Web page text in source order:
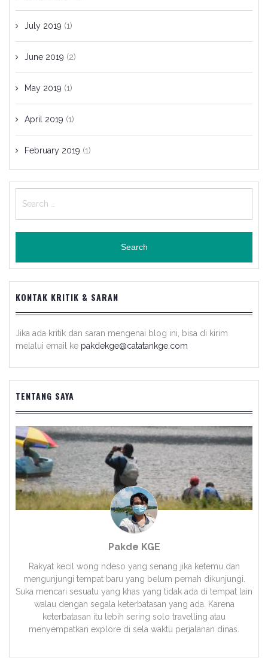
July 2019 (1)
June 2019 (2)
May 2019 (1)
April 2019 (1)
February 2019 (1)
for:
KONTAK KRITIK & SARAN
Jika ada kritik dan saran mengenai blog ini, bisa di kirim
melalui email ke pakdekge@catatankge.com
TENTANG SAYA
Pakde KGE
Rakyat kecil wong ndeso yang senang jika ketemu dan
mengunjungi tempat baru yang belum pernah dikunjungi.
Suka mencari sesuatu yang khas yang tidak ada di tempat lain
walau dengan segala keterbatasan yang ada. Karena
keterbatasan itu lebih sering solo travelling atau
menyempatkan explore di sela waktu perjalanan dinas.